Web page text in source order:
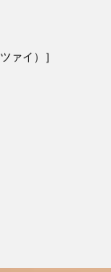
ァイ）］